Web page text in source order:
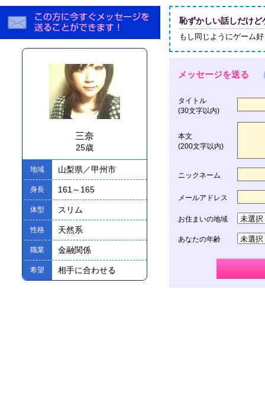
三奈
25歳
地域 山梨県／甲州市
身長 161～165
体型 スリム
性格 天然系
職業 金融関係
希望 相手に合わせる
恥ずかしい話しだけ
もし同じようにゲーム
メッセージを送る
タイトル
(30文字以内)
本文
(200文字以内)
ニックネーム
メールアドレス
お住まいの地域
あなたの年齢